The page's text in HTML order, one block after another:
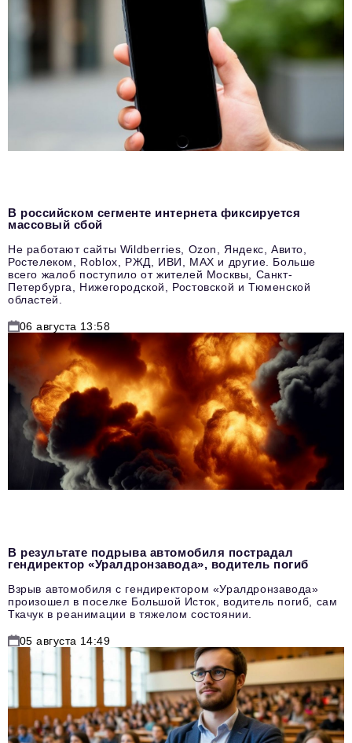
В российском сегменте интернета фиксируется
массовый сбой
Не работают сайты Wildberries, Ozon, Яндекс, Авито,
Ростелеком, Roblox, РЖД, ИВИ, MAX и другие. Больше
всего жалоб поступило от жителей Москвы, Санкт-
Петербурга, Нижегородской, Ростовской и Тюменской
областей.
06 августа 13:58
В результате подрыва автомобиля пострадал
гендиректор «Уралдронзавода», водитель погиб
Взрыв автомобиля с гендиректором «Уралдронзавода»
произошел в поселке Большой Исток, водитель погиб, сам
Ткачук в реанимации в тяжелом состоянии.
05 августа 14:49